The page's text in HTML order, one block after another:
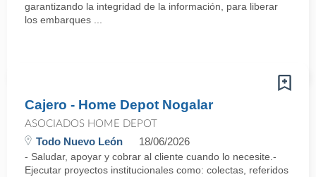
garantizando la integridad de la información, para liberar
los embarques ...
Cajero - Home Depot Nogalar
ASOCIADOS HOME DEPOT
Todo Nuevo León 18/06/2026
- Saludar, apoyar y cobrar al cliente cuando lo necesite.-
Ejecutar proyectos institucionales como: colectas, referidos